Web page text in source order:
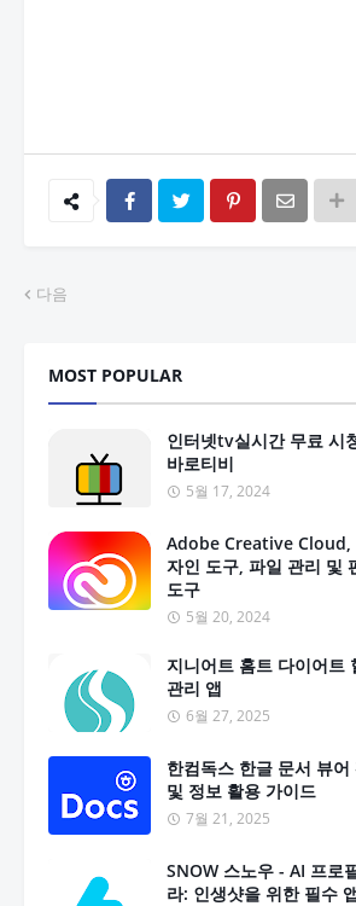
다음
MOST POPULAR
인터넷tv실시간 무료 시
바로티비
5월 17, 2024
Adobe Creative Cloud,
자인 도구, 파일 관리 및
도구
5월 20, 2024
지니어트 홈트 다이어트
관리 앱
6월 27, 2025
한컴독스 한글 문서 뷰
및 정보 활용 가이드
7월 21, 2025
SNOW 스노우 - AI 프로
라: 인생샷을 위한 필수